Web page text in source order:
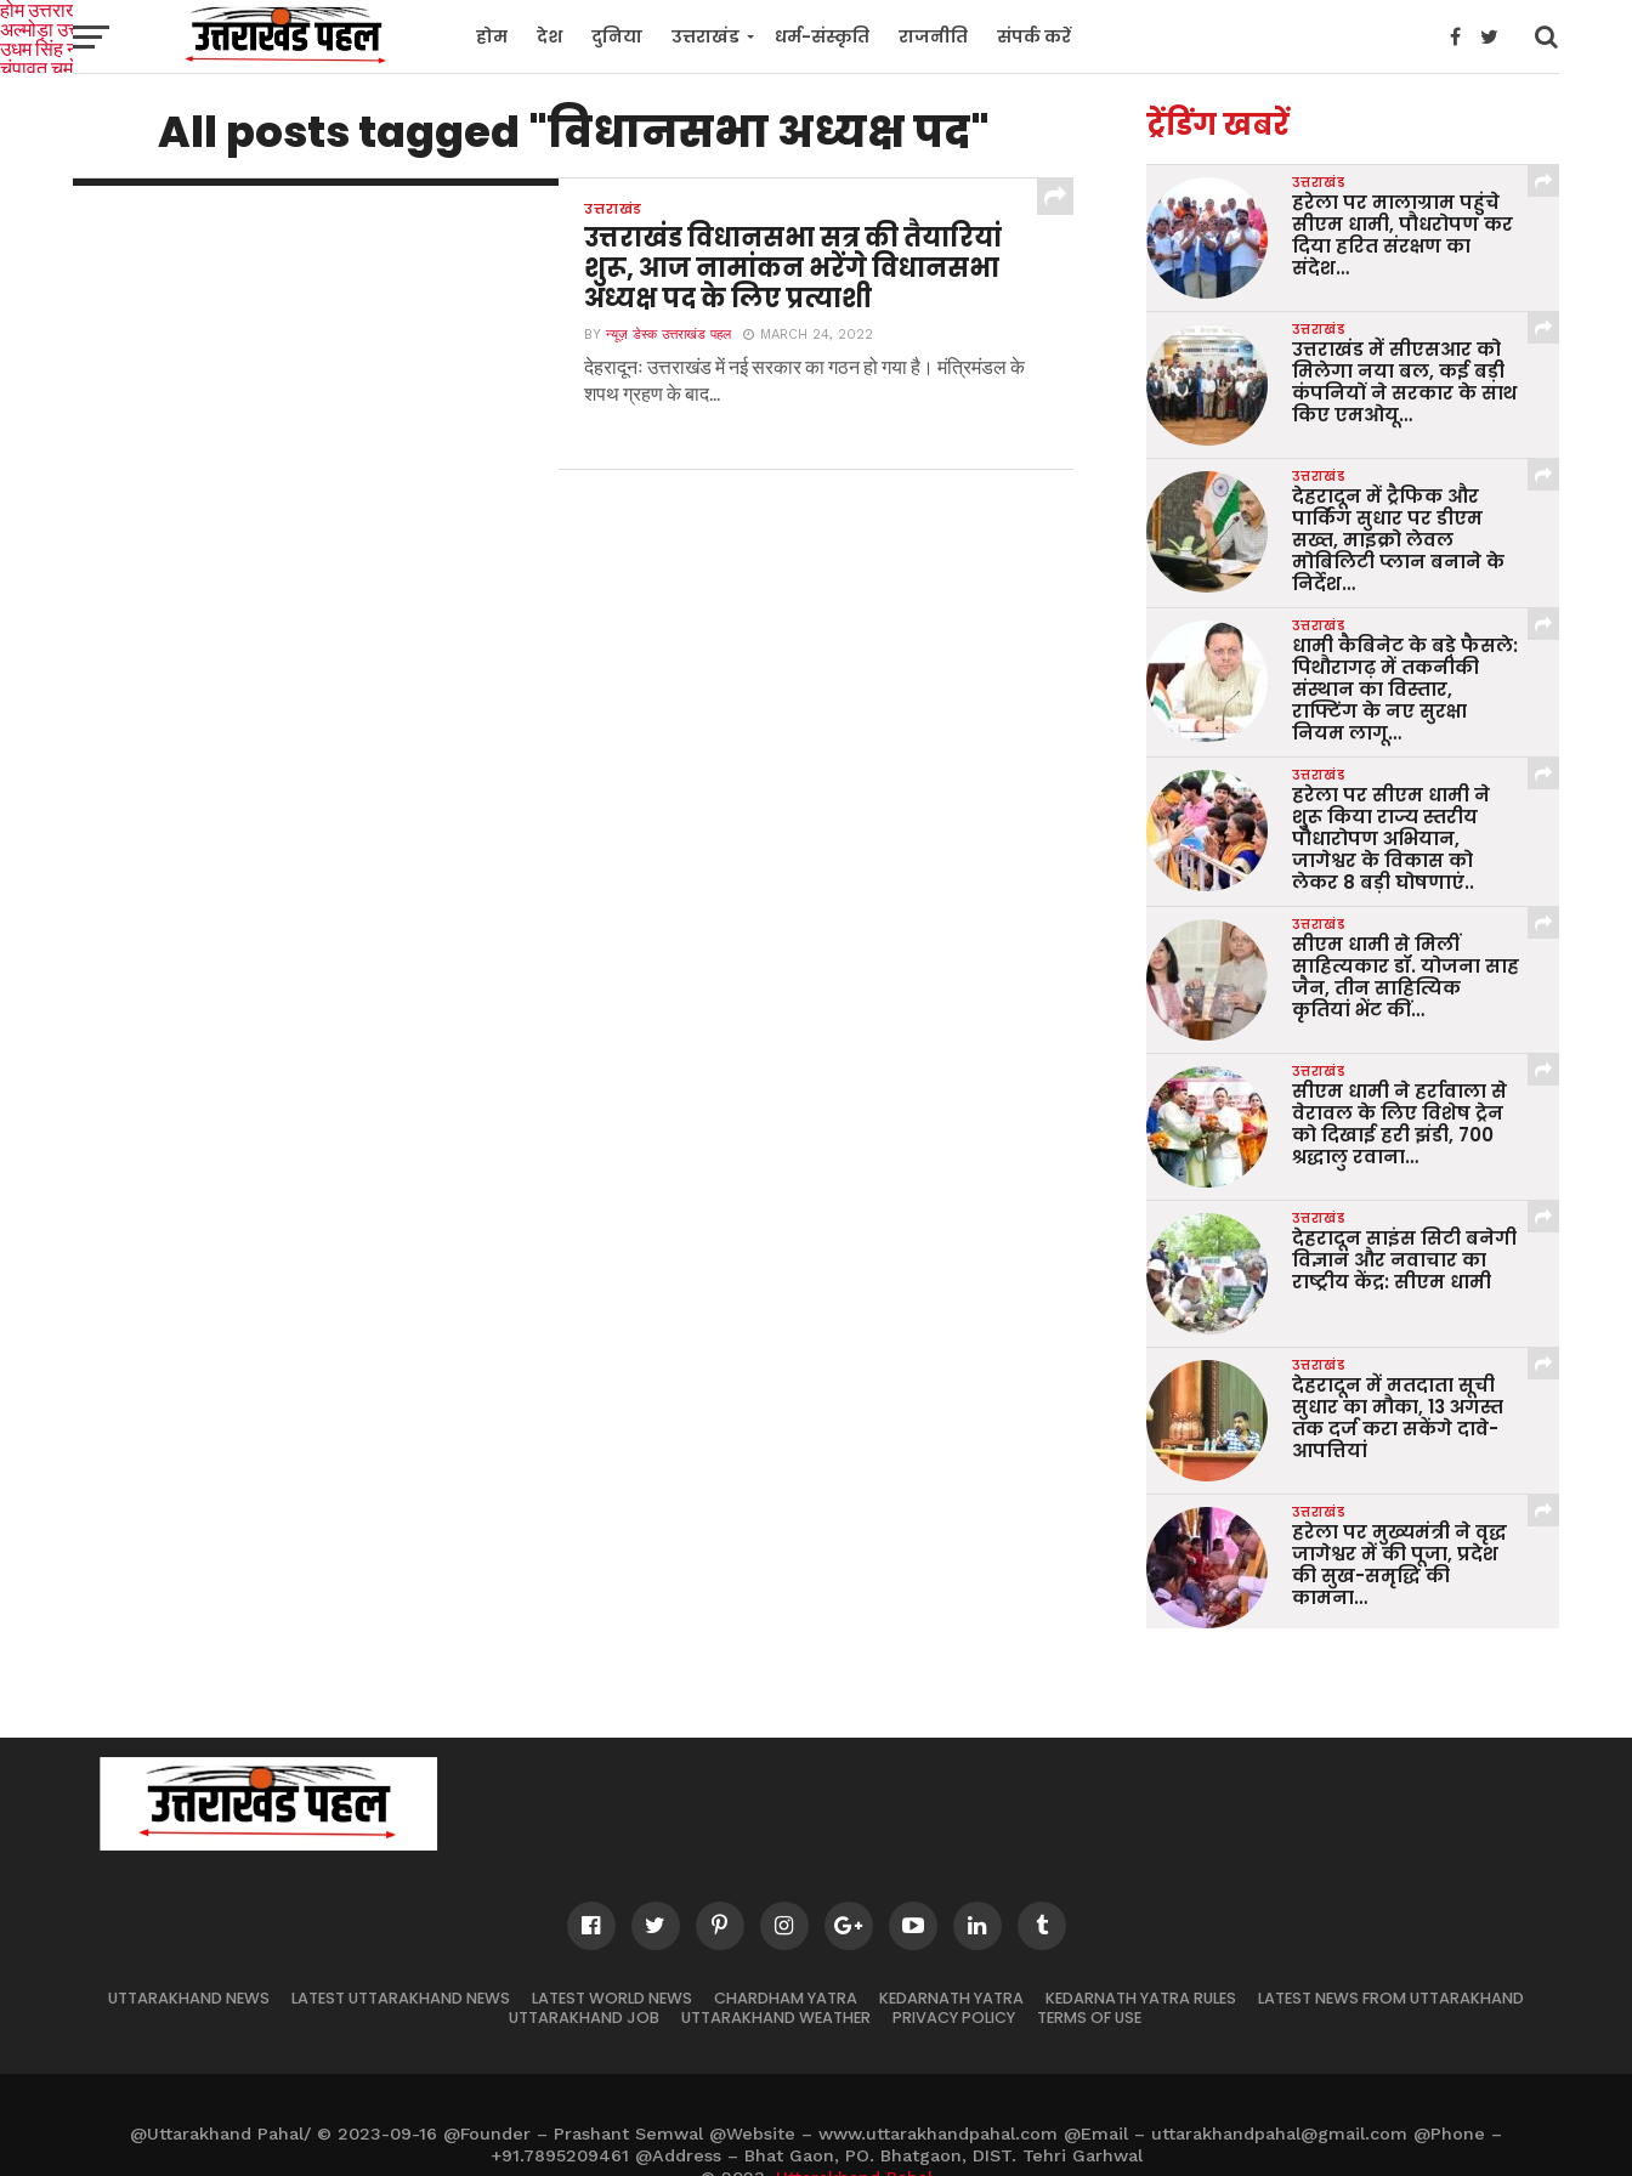
होम देश दुनिया उत्तराखंड धर्म-संस्कृति राजनीति संपर्क करें
होमउत्तराखंड
अल्मोड़ाउत्तरकाशी
उधम सिंह नगर
चंपावतचमोलीटिहरी
All posts tagged "विधानसभा अध्यक्ष पद"
उत्तराखंड
उत्तराखंड विधानसभा सत्र की तैयारियां
शुरू, आज नामांकन भरेंगे विधानसभा
अध्यक्ष पद के लिए प्रत्याशी
BYन्यूज़ डेस्क उत्तराखंड पहल MARCH 24, 2022
देहरादूनः उत्तराखंड में नई सरकार का गठन हो गया है। मंत्रिमंडल के
शपथ ग्रहण के बाद...
ट्रेंडिंग खबरें
उत्तराखंड
हरेला पर मालाग्राम पहुंचे
सीएम धामी, पौधरोपण कर
दिया हरित संरक्षण का
संदेश…
उत्तराखंड
उत्तराखंड में सीएसआर को
मिलेगा नया बल, कई बड़ी
कंपनियों ने सरकार के साथ
किए एमओयू…
उत्तराखंड
देहरादून में ट्रैफिक और
पार्किंग सुधार पर डीएम
सख्त, माइक्रो लेवल
मोबिलिटी प्लान बनाने के
निर्देश…
उत्तराखंड
धामी कैबिनेट के बड़े फैसले:
पिथौरागढ़ में तकनीकी
संस्थान का विस्तार,
राफ्टिंग के नए सुरक्षा
नियम लागू…
उत्तराखंड
हरेला पर सीएम धामी ने
शुरू किया राज्य स्तरीय
पौधारोपण अभियान,
जागेश्वर के विकास को
लेकर 8 बड़ी घोषणाएं..
उत्तराखंड
सीएम धामी से मिलीं
साहित्यकार डॉ. योजना साह
जैन, तीन साहित्यिक
कृतियां भेंट कीं…
उत्तराखंड
सीएम धामी ने हर्रावाला से
वेरावल के लिए विशेष ट्रेन
को दिखाई हरी झंडी, 700
श्रद्धालु रवाना…
उत्तराखंड
देहरादून साइंस सिटी बनेगी
विज्ञान और नवाचार का
राष्ट्रीय केंद्र: सीएम धामी
उत्तराखंड
देहरादून में मतदाता सूची
सुधार का मौका, 13 अगस्त
तक दर्ज करा सकेंगे दावे-
आपत्तियां
उत्तराखंड
हरेला पर मुख्यमंत्री ने वृद्ध
जागेश्वर में की पूजा, प्रदेश
की सुख-समृद्धि की
कामना…
UTTARAKHAND NEWS LATEST UTTARAKHAND NEWS LATEST WORLD NEWS CHARDHAM YATRA KEDARNATH YATRA KEDARNATH YATRA RULES
LATEST NEWS FROM UTTARAKHAND
UTTARAKHAND JOB
UTTARAKHAND WEATHER PRIVACY POLICY TERMS OF USE
@Uttarakhand Pahal/ © 2023-09-16 @Founder – Prashant Semwal @Website – www.uttarakhandpahal.com @Email – uttarakhandpahal@gmail.com @Phone –
+91.7895209461 @Address – Bhat Gaon, PO. Bhatgaon, DIST. Tehri Garhwal